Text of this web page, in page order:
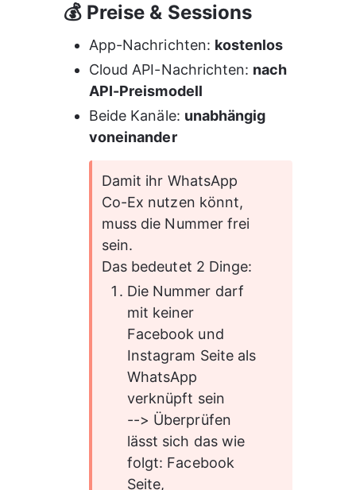
💰 Preise & Sessions
App-Nachrichten: kostenlos
Cloud API-Nachrichten: nach
API-Preismodell
Beide Kanäle: unabhängig
voneinander
Damit ihr WhatsApp
Co-Ex nutzen könnt,
muss die Nummer frei
sein.
Das bedeutet 2 Dinge:
Die Nummer darf
mit keiner
Facebook und
Instagram Seite als
WhatsApp
verknüpft sein
--> Überprüfen
lässt sich das wie
folgt: Facebook
Seite,